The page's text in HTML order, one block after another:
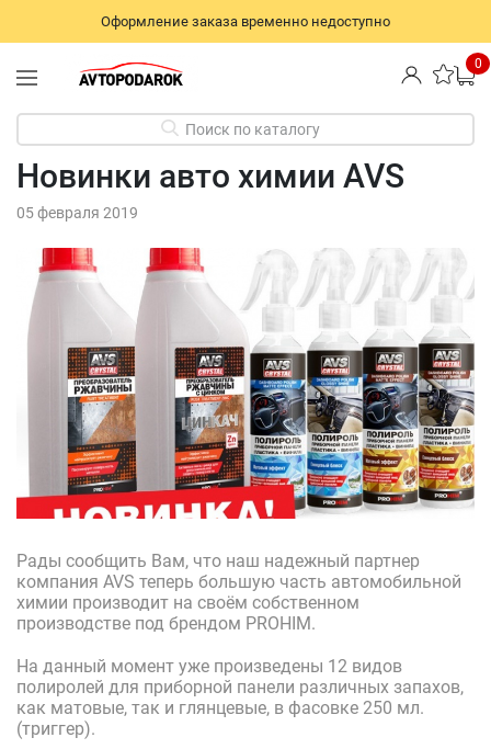
Оформление заказа временно недоступно
0
Поиск по каталогу
Новинки авто химии AVS
05 февраля 2019
Рады сообщить Вам, что наш надежный партнер
компания AVS теперь большую часть автомобильной
химии производит на своём собственном
производстве под брендом PROHIM.
На данный момент уже произведены 12 видов
полиролей для приборной панели различных запахов,
как матовые, так и глянцевые, в фасовке 250 мл.
(триггер).